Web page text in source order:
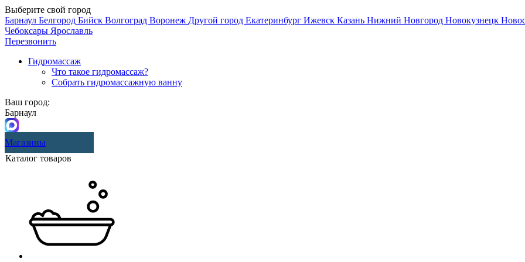
Выберите свой город
Барнаул Белгород Бийск Волгоград Воронеж Другой город Екатеринбург Ижевск Казань Нижний Новгород Новокузнецк
Чебоксары Ярославль
Перезвонить
Гидромассаж
Что такое гидромассаж?
Собрать гидромассажную ванну
Ваш город:
Барнаул
Магазины
Каталог товаров